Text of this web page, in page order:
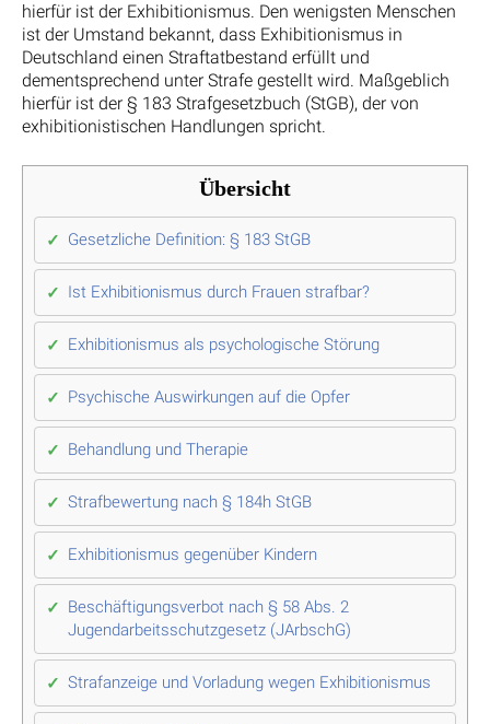
hierfür ist der Exhibitionismus. Den wenigsten Menschen
ist der Umstand bekannt, dass Exhibitionismus in
Deutschland einen Straftatbestand erfüllt und
dementsprechend unter Strafe gestellt wird. Maßgeblich
hierfür ist der § 183 Strafgesetzbuch (StGB), der von
exhibitionistischen Handlungen spricht.
Übersicht
Gesetzliche Definition: § 183 StGB
Ist Exhibitionismus durch Frauen strafbar?
Exhibitionismus als psychologische Störung
Psychische Auswirkungen auf die Opfer
Behandlung und Therapie
Strafbewertung nach § 184h StGB
Exhibitionismus gegenüber Kindern
Beschäftigungsverbot nach § 58 Abs. 2
Jugendarbeitsschutzgesetz (JArbschG)
Strafanzeige und Vorladung wegen Exhibitionismus